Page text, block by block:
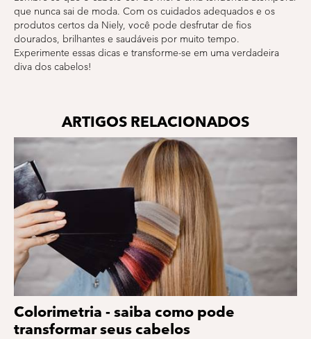
que nunca sai de moda. Com os cuidados adequados e os
produtos certos da Niely, você pode desfrutar de fios
dourados, brilhantes e saudáveis por muito tempo.
Experimente essas dicas e transforme-se em uma verdadeira
diva dos cabelos!
ARTIGOS RELACIONADOS
Colorimetria - saiba como pode
transformar seus cabelos